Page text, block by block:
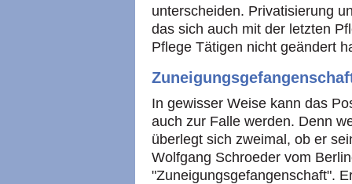
unterscheiden. Privatisierung
das sich auch mit der letzten
Pflege Tätigen nicht geändert
In gewisser Weise kann das
auch zur Falle werden. Denn
überlegt sich zweimal, ob er
Wolfgang Schroeder vom
"Zuneigungsgefangenschaft".